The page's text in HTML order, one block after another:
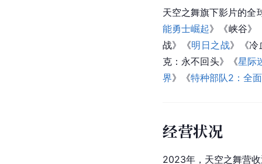
天空之舞旗下影片的全
能勇士崛起》《峡谷》
战》《明日之战》《冷
克：永不回头》《星际
界》《特种部队2：全
经营状况
2023年，天空之舞营